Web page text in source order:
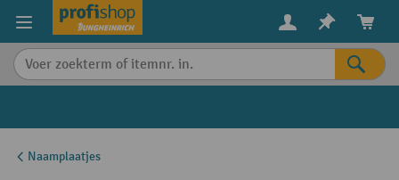
content
Naamplaatjes